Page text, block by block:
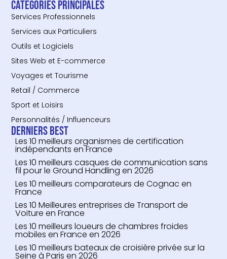
Catégories principales
Services Professionnels
Services aux Particuliers
Outils et Logiciels
Sites Web et E-commerce
Voyages et Tourisme
Retail / Commerce
Sport et Loisirs
Personnalités / Influenceurs
Derniers Best
Les 10 meilleurs organismes de certification
indépendants en France
Les 10 meilleurs casques de communication sans
fil pour le Ground Handling en 2026
Les 10 meilleurs comparateurs de Cognac en
France
Les 10 Meilleures entreprises de Transport de
Voiture en France
Les 10 meilleurs loueurs de chambres froides
mobiles en France en 2026
Les 10 meilleurs bateaux de croisière privée sur la
Seine à Paris en 2026